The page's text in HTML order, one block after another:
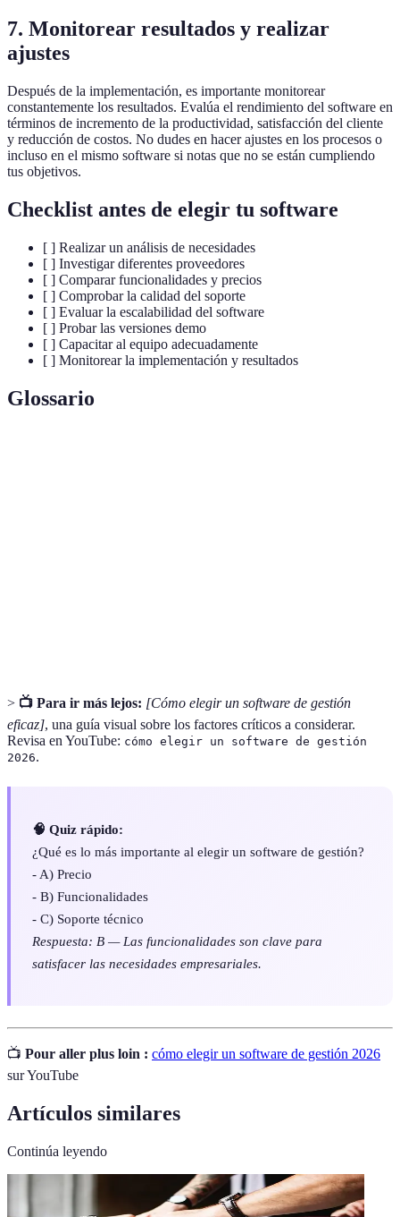
7. Monitorear resultados y realizar
ajustes
Después de la implementación, es importante monitorear
constantemente los resultados. Evalúa el rendimiento del software en
términos de incremento de la productividad, satisfacción del cliente
y reducción de costos. No dudes en hacer ajustes en los procesos o
incluso en el mismo software si notas que no se están cumpliendo
tus objetivos.
Checklist antes de elegir tu software
[ ] Realizar un análisis de necesidades
[ ] Investigar diferentes proveedores
[ ] Comparar funcionalidades y precios
[ ] Comprobar la calidad del soporte
[ ] Evaluar la escalabilidad del software
[ ] Probar las versiones demo
[ ] Capacitar al equipo adecuadamente
[ ] Monitorear la implementación y resultados
Glossario
> 📺 Para ir más lejos: [Cómo elegir un software de gestión
eficaz], una guía visual sobre los factores críticos a considerar.
Revisa en YouTube: cómo elegir un software de gestión
2026.
🧠 Quiz rápido:
¿Qué es lo más importante al elegir un software de gestión?
- A) Precio
- B) Funcionalidades
- C) Soporte técnico
Respuesta: B — Las funcionalidades son clave para
satisfacer las necesidades empresariales.
📺 Pour aller plus loin : cómo elegir un software de gestión 2026
sur YouTube
Artículos similares
Continúa leyendo